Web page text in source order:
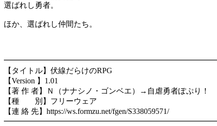
選ばれし勇者。
ほか、選ばれし仲間たち。
【タイトル】伏線だらけのRPG
【Version 】1.01
【著 作 者】Ｎ（ナナシノ・ゴンベエ）→自虐勇者ぽぷり！
【種 別】フリーウェア
【連 絡 先】https://ws.formzu.net/fgen/S338059571/